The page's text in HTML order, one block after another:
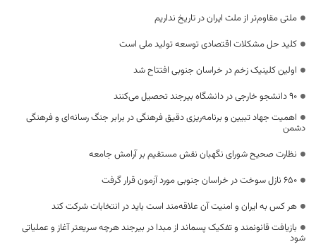
ملتی مقاوم‌تر از ملت ایران در تاریخ نداریم
کلید حل مشکلات اقتصادی توسعه تولید ملی است
اولین کلینیک زخم در خراسان جنوبی افتتاح شد
۹۰ دانشجو خارجی در دانشگاه بیرجند تحصیل می‌کنند
اهمیت جهاد تبیین و برنامه‌ریزی دقیق فرهنگی در برابر جنگ رسانه‌ای و فرهنگی
دشمن
نظارت صحیح شورای نگهبان نقش مستقیم بر آرامش جامعه
۶۵۰ نازل سوخت در خراسان جنوبی مورد آزمون قرار گرفت
هر کس به ایران و امنیت آن علاقه‌مند است باید در انتخابات شرکت کند
بازیافت قانونمند و تفکیک پسماند از مبدا در بیرجند هرچه سریعتر آغاز و عملیاتی
شود